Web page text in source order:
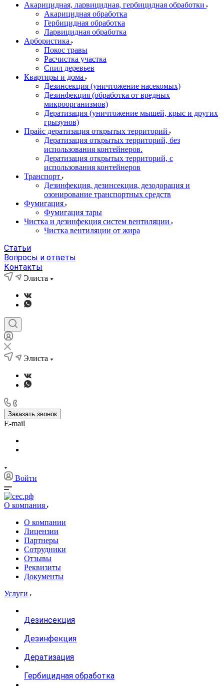
Акарицидная, ларвицидная, гербицидная обработки
Акарицидная обработка
Гербицидная обработка
Ларвицидная обработка
Арбористика
Покос травы
Расчистка участка
Спил деревьев
Квартиры и дома
Дезинсекция (уничтожение насекомых)
Дезинфекция (обработка от вредных
микроорганизмов)
Дератизация (уничтожение мышей, крыс и других
грызунов)
Прайс дератизация открытых территорий
Дератизация открытых территорий, без
использования контейнеров.
Дератизация открытых территорий, с
использования контейнеров
Транспорт
Дезинфекция, дезинсекция, дезодорация и
озонирование транспортных средств
Фумигация
Фумигация тары
Чистка и дезинфекция систем вентиляции
Чистка вентиляции от жира
Статьи
Вопросы и ответы
Контакты
Элиста
Элиста
Заказать звонок
E-mail
Войти
О компания
О компании
Лицензии
Партнеры
Сотрудники
Отзывы
Реквизиты
Документы
Услуги
Дезинсекция
Дезинфекция
Дератизация
Гербицидная обработка